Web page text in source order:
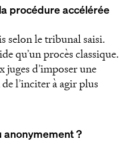
procédure accélérée
selon le tribunal saisi.
qu’un procès classique.
d’imposer une
l’inciter à agir plus
anonymement ?